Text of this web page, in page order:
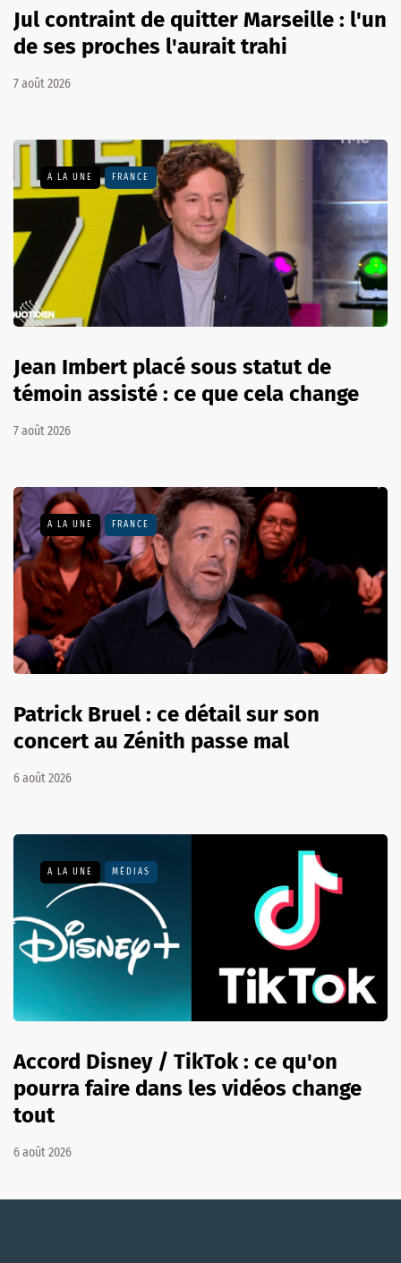
Jul contraint de quitter Marseille : l'un
de ses proches l'aurait trahi
7 août 2026
A LA UNE FRANCE
Jean Imbert placé sous statut de
témoin assisté : ce que cela change
7 août 2026
A LA UNE FRANCE
Patrick Bruel : ce détail sur son
concert au Zénith passe mal
6 août 2026
A LA UNE MÉDIAS
Accord Disney / TikTok : ce qu'on
pourra faire dans les vidéos change
tout
6 août 2026